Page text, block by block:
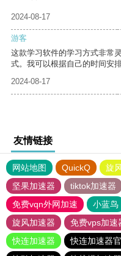
2024-08-17
游客
这款学习软件的学习方式非常
式。我可以根据自己的时间安
2024-08-17
友情链接
网站地图 QuickQ 旋
坚果加速器
tiktok加速器
免费vqn外网加速
小蓝鸟
旋风加速器
免费vps加速
快连加速器
快连加速器